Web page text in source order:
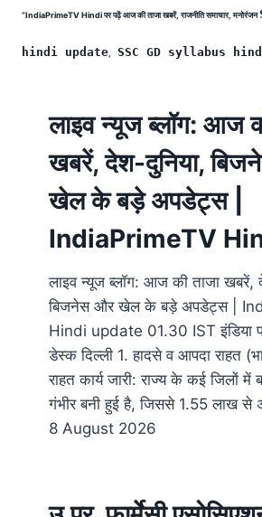
“IndiaPrimeTV Hindi पर पढ़ें आज की ताजा खबरें, राजनीति समाचार, मनोरंजन
hindi update SSC GD syllabus
लाइव न्यूज ब्लॉग: आज
खबरें, देश-दुनिया,
खेल के बड़े अपडेट्स |
IndiaPrimeTV
लाइव न्यूज ब्लॉग: आज की ताजा खबरें,
बिजनेस और खेल के बड़े अपडेट्स |
Hindi update 01.30 IST इंडिया
डेस्क दिल्ली 1. हादसे व आपदा राहत
राहत कार्य जारी: राज्य के कई जिलों में
गंभीर बनी हुई है, जिससे 1.55 लाख से
8 August 2026